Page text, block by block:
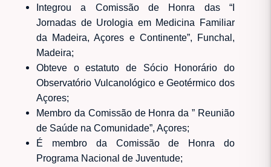
Integrou a Comissão de Honra das “I
Jornadas de Urologia em Medicina Familiar
da Madeira, Açores e Continente”, Funchal,
Madeira;
Obteve o estatuto de Sócio Honorário do
Observatório Vulcanológico e Geotérmico dos
Açores;
Membro da Comissão de Honra da ” Reunião
de Saúde na Comunidade”, Açores;
É membro da Comissão de Honra do
Programa Nacional de Juventude;